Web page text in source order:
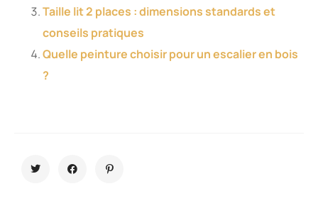
Taille lit 2 places : dimensions standards et
conseils pratiques
Quelle peinture choisir pour un escalier en bois
?